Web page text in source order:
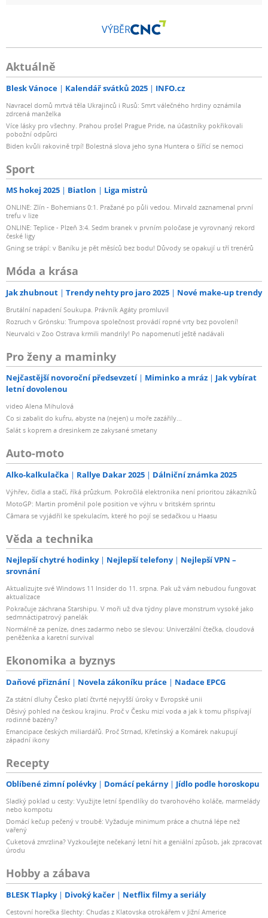
VÝBĚR
Aktuálně
Blesk Vánoce Kalendář svátků 2025 INFO.cz
Navracel domů mrtvá těla Ukrajinců i Rusů: Smrt válečného hrdiny oznámila
zdrcená manželka
Více lásky pro všechny. Prahou prošel Prague Pride, na účastníky pokřikovali
pobožní odpůrci
Biden kvůli rakovině trpí! Bolestná slova jeho syna Huntera o šířící se nemoci
Sport
MS hokej 2025 Biatlon Liga mistrů
ONLINE: Zlín - Bohemians 0:1. Pražané po půli vedou. Mirvald zaznamenal první
trefu v lize
ONLINE: Teplice - Plzeň 3:4. Sedm branek v prvním poločase je vyrovnaný rekord
české ligy
Gning se trápí: v Baníku je pět měsíců bez bodu! Důvody se opakují u tří trenérů
Móda a krása
Jak zhubnout Trendy nehty pro jaro 2025 Nové make-up trendy
Brutální napadení Soukupa. Právník Agáty promluvil
Rozruch v Grónsku: Trumpova společnost provádí ropné vrty bez povolení!
Neurvalci v Zoo Ostrava krmili mandrily! Po napomenutí ještě nadávali
Pro ženy a maminky
Nejčastější novoroční předsevzetí Miminko a mráz
Jak vybírat
letní dovolenou
video Alena Mihulová
Co si zabalit do kufru, abyste na (nejen) u moře zazářily...
Salát s koprem a dresinkem ze zakysané smetany
Auto-moto
Alko-kalkulačka Rallye Dakar 2025 Dálniční známka 2025
Výhřev, čidla a stačí, říká průzkum. Pokročilá elektronika není prioritou zákazníků
MotoGP: Martin proměnil pole position ve výhru v britském sprintu
Câmara se vyjádřil ke spekulacím, které ho pojí se sedačkou u Haasu
Věda a technika
Nejlepší chytré hodinky Nejlepší telefony
Nejlepší VPN –
srovnání
Aktualizujte své Windows 11 Insider do 11. srpna. Pak už vám nebudou fungovat
aktualizace
Pokračuje záchrana Starshipu. V moři už dva týdny plave monstrum vysoké jako
sedmnáctipatrový panelák
Normálně za peníze, dnes zadarmo nebo se slevou: Univerzální čtečka, cloudová
peněženka a karetní survival
Ekonomika a byznys
Daňové přiznání Novela zákoníku práce Nadace EPCG
Za státní dluhy Česko platí čtvrté nejvyšší úroky v Evropské unii
Děsivý pohled na českou krajinu. Proč v Česku mizí voda a jak k tomu přispívají
rodinné bazény?
Emancipace českých miliardářů. Proč Strnad, Křetínský a Komárek nakupují
západní ikony
Recepty
Oblíbené zimní polévky Domácí pekárny Jídlo podle horoskopu
Sladký poklad u cesty: Využijte letní špendlíky do tvarohového koláče, marmelády
nebo kompotu
Domácí kečup pečený v troubě: Vyžaduje minimum práce a chutná lépe než
vařený
Cuketová zmrzlina? Vyzkoušejte nečekaný letní hit a geniální způsob, jak zpracovat
úrodu
Hobby a zábava
BLESK Tlapky Divoký kačer Netflix filmy a seriály
Cestovní horečka šlechty: Chuďas z Klatovska otrokářem v Jižní Americe